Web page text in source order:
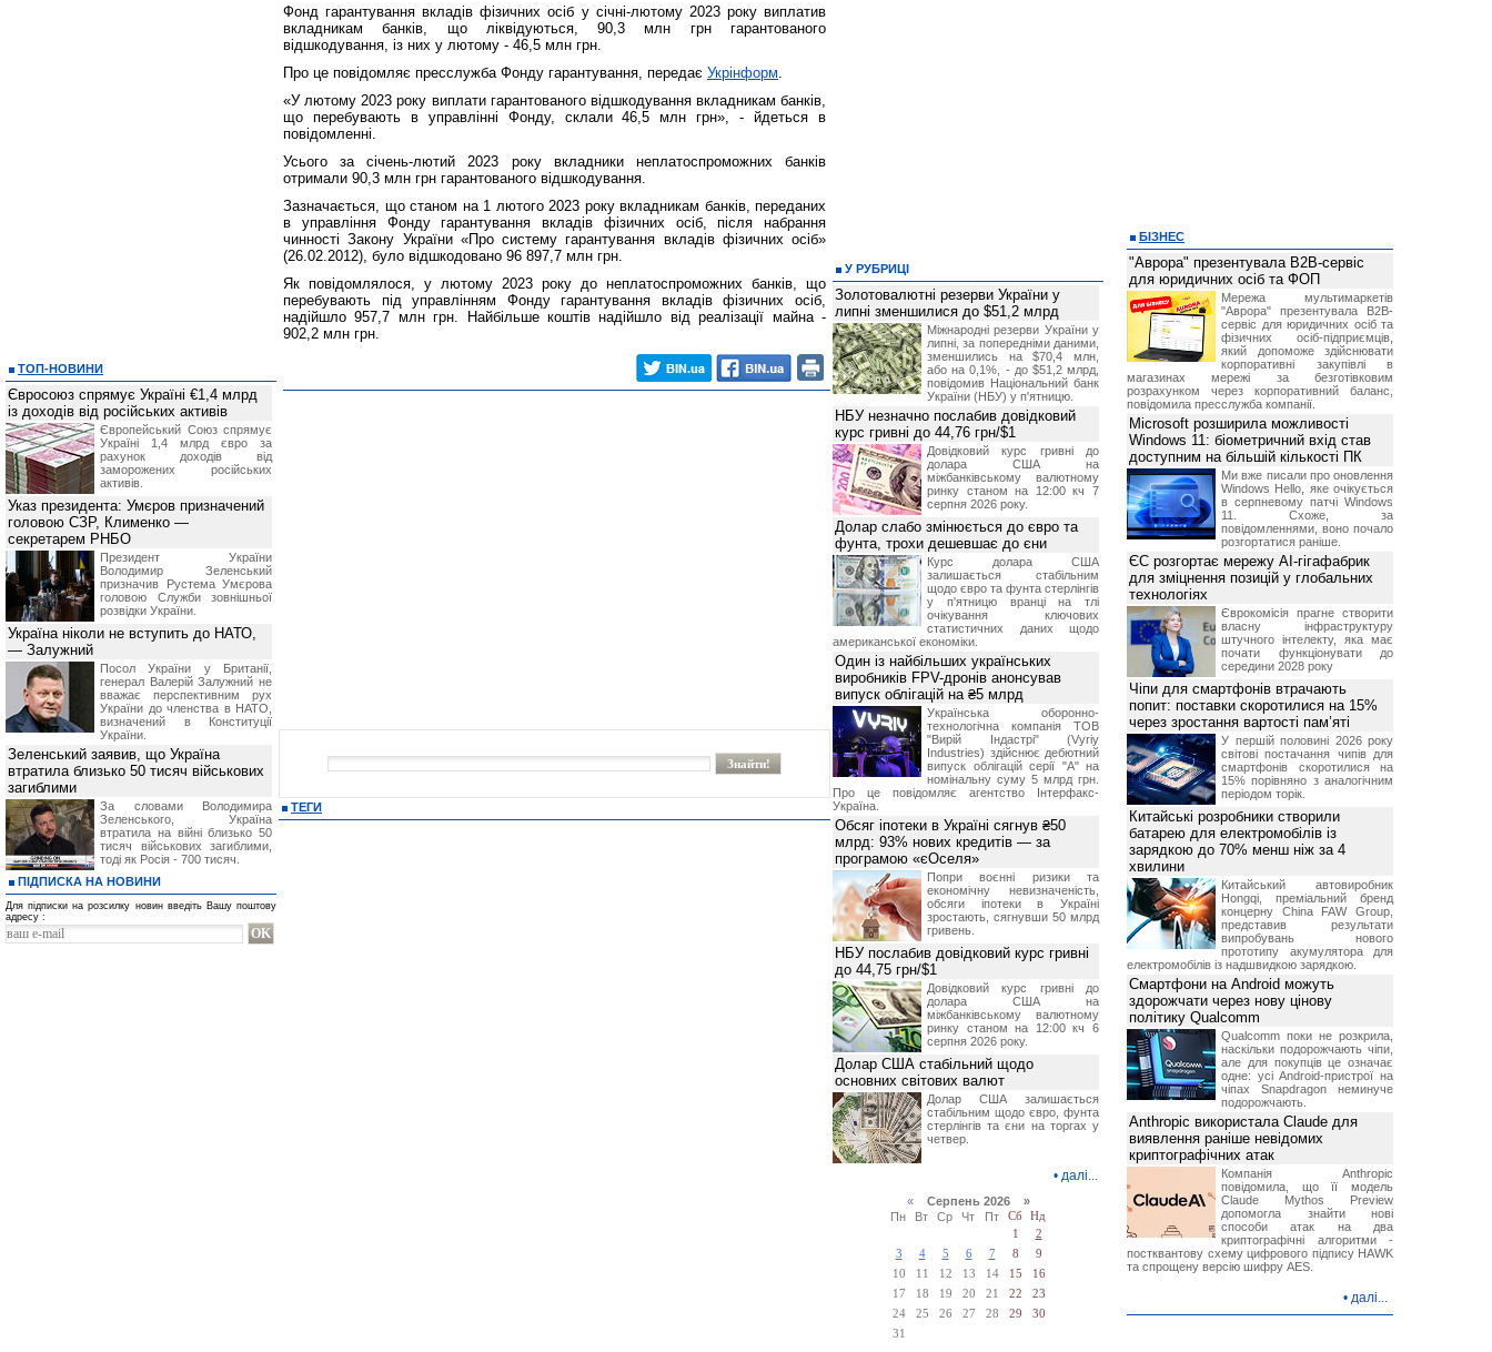
Фонд гарантування вкладів фізичних осіб у січні-лютому 2023 року виплатив
вкладникам банків, що ліквідуються, 90,3 млн грн гарантованого
відшкодування, із них у лютому - 46,5 млн грн.
Про це повідомляє пресслужба Фонду гарантування, передає Укрінформ.
«У лютому 2023 року виплати гарантованого відшкодування вкладникам банків,
що перебувають в управлінні Фонду, склали 46,5 млн грн», - йдеться в
повідомленні.
Усього за січень-лютий 2023 року вкладники неплатоспроможних банків
отримали 90,3 млн грн гарантованого відшкодування.
Зазначається, що станом на 1 лютого 2023 року вкладникам банків, переданих
в управління Фонду гарантування вкладів фізичних осіб, після набрання
чинності Закону України «Про систему гарантування вкладів фізичних осіб»
(26.02.2012), було відшкодовано 96 897,7 млн грн.
Як повідомлялося, у лютому 2023 року до неплатоспроможних банків, що
перебувають під управлінням Фонду гарантування вкладів фізичних осіб,
надійшло 957,7 млн грн. Найбільше коштів надійшло від реалізації майна -
902,2 млн грн.
ТЕГИ
ТОП-НОВИНИ
Євросоюз спрямує Україні €1,4 млрд
із доходів від російських активів
Європейський Союз спрямує
Україні 1,4 млрд євро за
рахунок доходів від
заморожених російських
активів.
Указ президента: Умєров призначений
головою СЗР, Клименко —
секретарем РНБО
Президент України
Володимир Зеленський
призначив Pустема Умєрова
головою Служби зовнішньої
розвідки України.
Україна ніколи не вступить до НАТО,
— Залужний
Посол України у Британії,
генерал Валерій Залужний не
вважає перспективним рух
України до членства в НАТО,
визначений в Конституції
України.
Зеленський заявив, що Україна
втратила близько 50 тисяч військових
загиблими
За словами Володимира
Зеленського, Україна
втратила на війні близько 50
тисяч військових загиблими,
тоді як Росія - 700 тисяч.
ПІДПИСКА НА НОВИНИ
Для підписки на розсилку новин введіть Вашу поштову
адресу :
У РУБРИЦІ
Золотовалютні резерви України у
липні зменшилися до $51,2 млрд
Міжнародні резерви України у
липні, за попередніми даними,
зменшились на $70,4 млн,
або на 0,1%, - до $51,2 млрд,
повідомив Національний банк
України (НБУ) у п'ятницю.
НБУ незначно послабив довідковий
курс гривні до 44,76 грн/$1
Довідковий курс гривні до
долара США на
міжбанківському валютному
ринку станом на 12:00 кч 7
серпня 2026 року.
Долар слабо змінюється до євро та
фунта, трохи дешевшає до єни
Курс долара США
залишається стабільним
щодо євро та фунта стерлінгів
у п'ятницю вранці на тлі
очікування ключових
статистичних даних щодо
американської економіки.
Один із найбільших українських
виробників FPV-дронів анонсував
випуск облігацій на ₴5 млрд
Українська оборонно-
технологічна компанія ТОВ
"Вирій Індастрі" (Vyriy
Industries) здійснює дебютний
випуск облігацій серії "А" на
номінальну суму 5 млрд грн.
Про це повідомляє агентство Інтерфакс-
Україна.
Обсяг іпотеки в Україні сягнув ₴50
млрд: 93% нових кредитів — за
програмою «єОселя»
Попри воєнні ризики та
економічну невизначеність,
обсяги іпотеки в Україні
зростають, сягнувши 50 млрд
гривень.
НБУ послабив довідковий курс гривні
до 44,75 грн/$1
Довідковий курс гривні до
долара США на
міжбанківському валютному
ринку станом на 12:00 кч 6
серпня 2026 року.
Долар США стабільний щодо
основних світових валют
Долар США залишається
стабільним щодо євро, фунта
стерлінгів та єни на торгах у
четвер.
• далі...
«Серпень 2026 »
Пн
Вт Ср Чт Пт Сб
Нд
1
2
3
4 5 6 7 8
9
10
11 12 13 14 15
16
17
18 19 20 21 22
23
24
25 26 27 28 29
30
31
БІЗНЕС
"Аврора" презентувала B2B-сервіс
для юридичних осіб та ФОП
Мережа мультимаркетів
"Аврора" презентувала B2B-
сервіс для юридичних осіб та
фізичних осіб-підприємців,
який допоможе здійснювати
корпоративні закупівлі в
магазинах мережі за безготівковим
розрахунком через корпоративний баланс,
повідомила пресслужба компанії.
Microsoft розширила можливості
Windows 11: біометричний вхід став
доступним на більшій кількості ПК
Ми вже писали про оновлення
Windows Hello, яке очікується
в серпневому патчі Windows
11. Схоже, за
повідомленнями, воно почало
розгортатися раніше.
ЄС розгортає мережу AI-гігафабрик
для зміцнення позицій у глобальних
технологіях
Єврокомісія прагне створити
власну інфраструктуру
штучного інтелекту, яка має
почати функціонувати до
середини 2028 року
Чіпи для смартфонів втрачають
попит: поставки скоротилися на 15%
через зростання вартості пам’яті
У першій половині 2026 року
світові постачання чипів для
смартфонів скоротилися на
15% порівняно з аналогічним
періодом торік.
Китайські розробники створили
батарею для електромобілів із
зарядкою до 70% менш ніж за 4
хвилини
Китайський автовиробник
Hongqi, преміальний бренд
концерну China FAW Group,
представив результати
випробувань нового
прототипу акумулятора для
електромобілів із надшвидкою зарядкою.
Смартфони на Android можуть
здорожчати через нову цінову
політику Qualcomm
Qualcomm поки не розкрила,
наскільки подорожчають чіпи,
але для покупців це означає
одне: усі Android-пристрої на
чіпах Snapdragon неминуче
подорожчають.
Anthropic використала Claude для
виявлення раніше невідомих
криптографічних атак
Компанія Anthropic
повідомила, що її модель
Claude Mythos Preview
допомогла знайти нові
способи атак на два
криптографічні алгоритми -
постквантову схему цифрового підпису HAWK
та спрощену версію шифру AES.
• далі...